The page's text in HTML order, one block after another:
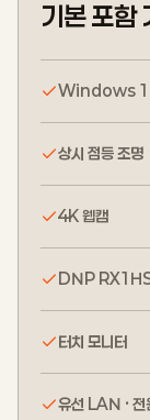
기본 포함
Windows 11
상시 점등 조명
4K 웹캠
DNP RX1HS
터치 모니터
유선 LAN · 전